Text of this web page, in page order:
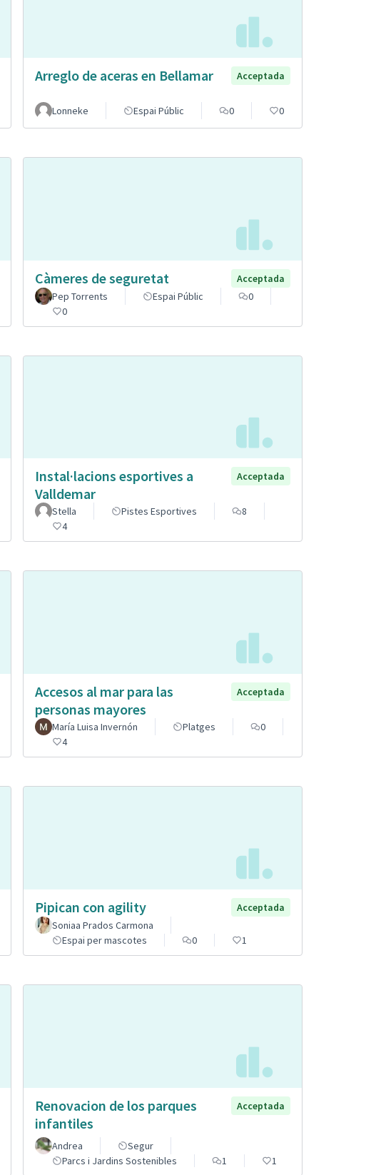
Arreglo de aceras en Bellamar Acceptada
Lonneke Espai Públic 0 0
Càmeres de seguretat
Acceptada
Pep Torrents
Espai Públic
0
0
Instal·lacions esportives a
Valldemar
Acceptada
Stella Pistes Esportives
8
4
Accesos al mar para las
personas mayores
Acceptada
María Luisa Invernón Platges
0
4
Pipican con agility
Acceptada
Soniaa Prados Carmona
Espai per mascotes
0 1
Renovacion de los parques
infantiles
Acceptada
Andrea
Segur
Parcs i Jardins Sostenibles
1 1